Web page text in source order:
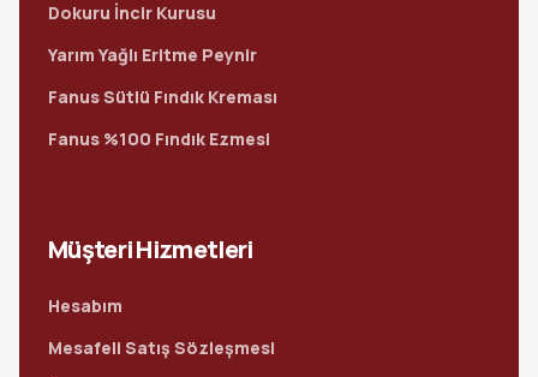
Dokuru İncir Kurusu
Yarım Yağlı Eritme Peynir
Fanus Sütlü Fındık Kreması
Fanus %100 Fındık Ezmesi
Müşteri Hizmetleri
Hesabım
Mesafeli Satış Sözleşmesi